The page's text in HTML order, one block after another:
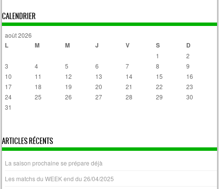
Post navigation
CALENDRIER
août 2026
L M M J V S D
1
2
3
4 5 6 7 8
9
10
11 12 13 14 15
16
17
18 19 20 21 22
23
24
25 26 27 28 29
30
31
ARTICLES RÉCENTS
La saison prochaine se prépare déjà
Les matchs du WEEK end du 26/04/2025